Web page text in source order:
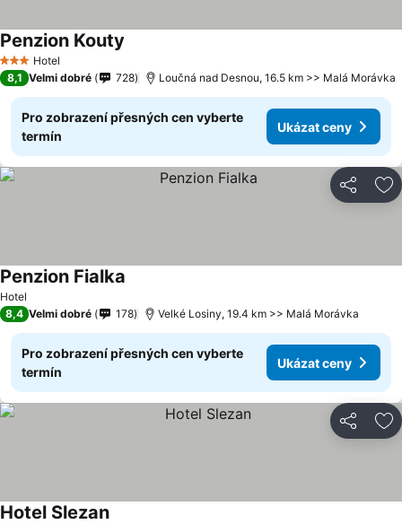
3 Počet hvězdiček
Hotel
Penzion Kouty
8,1 Velmi dobré 728 Loučná nad Desnou, 16.5 km >> Malá Morávka
Pro zobrazení přesných cen vyberte
termín
Ukázat ceny
Sdílet
Hotel
Penzion Fialka
8,4 Velmi dobré 178 Velké Losiny, 19.4 km >> Malá Morávka
Pro zobrazení přesných cen vyberte
termín
Ukázat ceny
Sdílet
Hotel Slezan